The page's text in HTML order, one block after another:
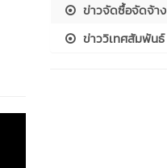
ข่าวจัดซื้อจัดจ้าง
ข่าววิเทศสัมพันธ์